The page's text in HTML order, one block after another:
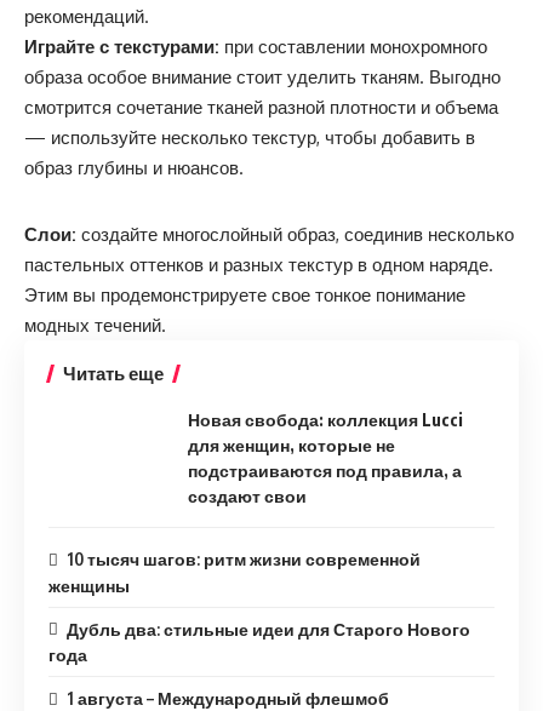
рекомендаций.
Играйте с текстурами: при составлении монохромного
образа особое внимание стоит уделить тканям. Выгодно
смотрится сочетание тканей разной плотности и объема
— используйте несколько текстур, чтобы добавить в
образ глубины и нюансов.
Слои: создайте многослойный образ, соединив несколько
пастельных оттенков и разных текстур в одном наряде.
Этим вы продемонстрируете свое тонкое понимание
модных течений.
Читать еще
Новая свобода: коллекция Lucci
для женщин, которые не
подстраиваются под правила, а
создают свои
10 тысяч шагов: ритм жизни современной
женщины
Дубль два: стильные идеи для Старого Нового
года
1 августа – Международный флешмоб